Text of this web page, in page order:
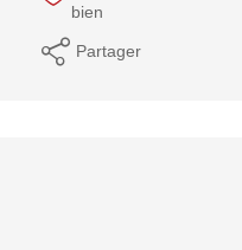
bien
Partager